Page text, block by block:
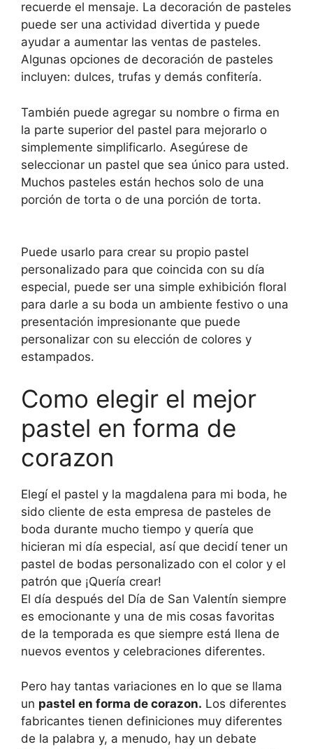
recuerde el mensaje. La decoración de pasteles
puede ser una actividad divertida y puede
ayudar a aumentar las ventas de pasteles.
Algunas opciones de decoración de pasteles
incluyen: dulces, trufas y demás confitería.
También puede agregar su nombre o firma en
la parte superior del pastel para mejorarlo o
simplemente simplificarlo. Asegúrese de
seleccionar un pastel que sea único para usted.
Muchos pasteles están hechos solo de una
porción de torta o de una porción de torta.
Puede usarlo para crear su propio pastel
personalizado para que coincida con su día
especial, puede ser una simple exhibición floral
para darle a su boda un ambiente festivo o una
presentación impresionante que puede
personalizar con su elección de colores y
estampados.
Como elegir el mejor
pastel en forma de
corazon
Elegí el pastel y la magdalena para mi boda, he
sido cliente de esta empresa de pasteles de
boda durante mucho tiempo y quería que
hicieran mi día especial, así que decidí tener un
pastel de bodas personalizado con el color y el
patrón que ¡Quería crear!
El día después del Día de San Valentín siempre
es emocionante y una de mis cosas favoritas
de la temporada es que siempre está llena de
nuevos eventos y celebraciones diferentes.
Pero hay tantas variaciones en lo que se llama
un pastel en forma de corazon. Los diferentes
fabricantes tienen definiciones muy diferentes
de la palabra y, a menudo, hay un debate